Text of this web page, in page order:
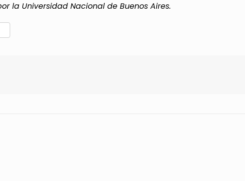
la Universidad Nacional de Buenos Aires.